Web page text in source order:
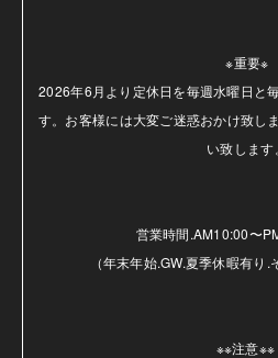
※重要※
2026年6月より定休日を毎週水曜日と
す。お客様には大変ご迷惑おかけ致し
い致します。
営業時間.AM10:00〜
（年末年始.GW.夏季休暇有り.
※※注意※※